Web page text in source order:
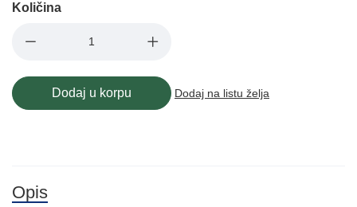
Količina
Dodaj u korpu Dodaj na listu želja
Opis